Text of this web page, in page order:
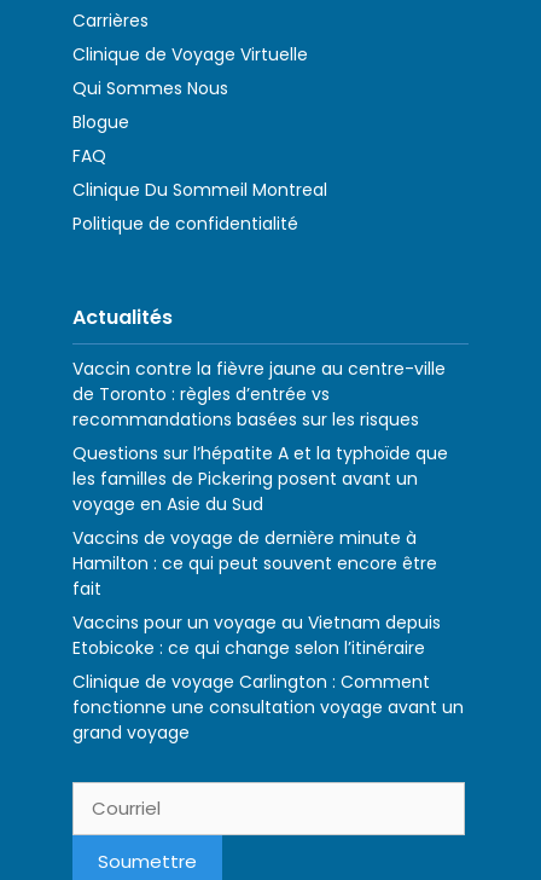
Carrières
Clinique de Voyage Virtuelle
Qui Sommes Nous
Blogue
FAQ
Clinique Du Sommeil Montreal
Politique de confidentialité
Actualités
Vaccin contre la fièvre jaune au centre-ville
de Toronto : règles d’entrée vs
recommandations basées sur les risques
Questions sur l’hépatite A et la typhoïde que
les familles de Pickering posent avant un
voyage en Asie du Sud
Vaccins de voyage de dernière minute à
Hamilton : ce qui peut souvent encore être
fait
Vaccins pour un voyage au Vietnam depuis
Etobicoke : ce qui change selon l’itinéraire
Clinique de voyage Carlington : Comment
fonctionne une consultation voyage avant un
grand voyage